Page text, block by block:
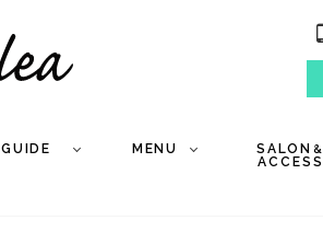
GUIDE MENU SALON &
ACCESS